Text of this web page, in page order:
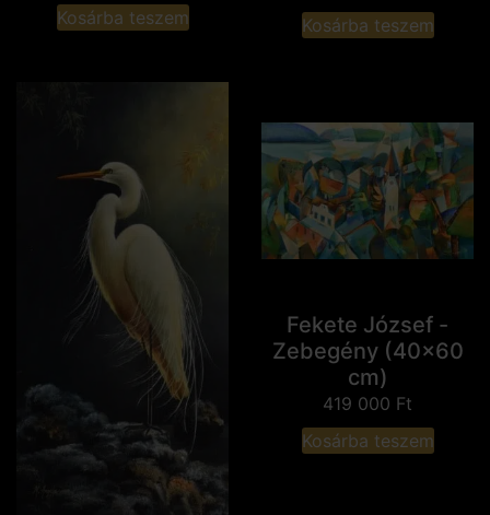
Kosárba teszem
Kosárba teszem
Fekete József -
Zebegény (40x60
cm)
419 000 Ft
Kosárba teszem